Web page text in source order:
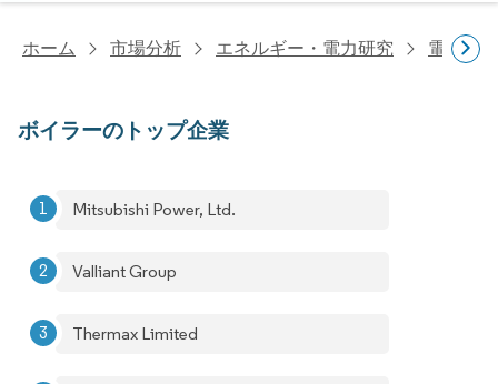
ホーム 市場分析 エネルギー・電力研究 電力設
ボイラーのトップ企業
Mitsubishi Power, Ltd.
Valliant Group
Thermax Limited